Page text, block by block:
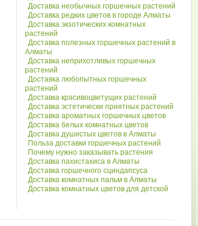
Доставка необычных горшечных растений
Доставка редких цветов в городе Алматы
Доставка экзотических комнатных
растений
Доставка полезных горшечных растений в
Алматы
Доставка неприхотливых горшечных
растений
Доставка любопытных горшечных
растений
Доставка красивоцветущих растений
Доставка эстетически приятных растений
Доставка ароматных горшечных цветов
Доставка белых комнатных цветов
Доставка душистых цветов в Алматы
Польза доставки горшечных растений
Почему нужно заказывать растения
Доставка пахистахиса в Алматы
Доставка горшечного сциндапсуса
Доставка комнатных пальм в Алматы
Доставка комнатных цветов для детской